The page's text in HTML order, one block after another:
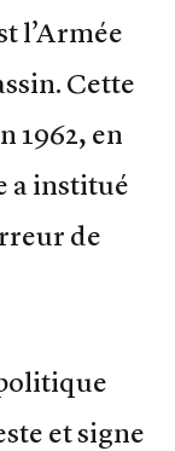
l’Armée
Cette
1962, en
a institué
de
et signe